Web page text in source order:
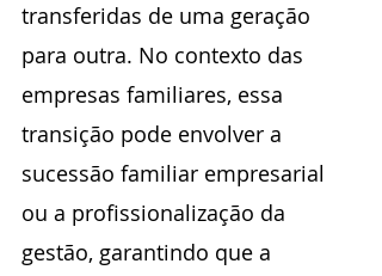
transferidas de uma geração
para outra. No contexto das
empresas familiares, essa
transição pode envolver a
sucessão familiar empresarial
ou a profissionalização da
gestão, garantindo que a